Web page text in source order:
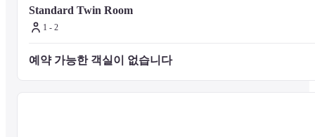
Standard Twin Room
1 - 2
예약 가능한 객실이 없습니다